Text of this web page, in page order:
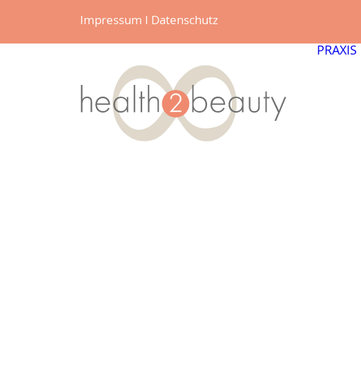
Impressum I Datenschutz
PRAXIS